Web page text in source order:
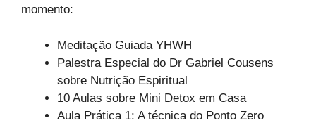
momento:
Meditação Guiada YHWH
Palestra Especial do Dr Gabriel Cousens
sobre Nutrição Espiritual
10 Aulas sobre Mini Detox em Casa
Aula Prática 1: A técnica do Ponto Zero